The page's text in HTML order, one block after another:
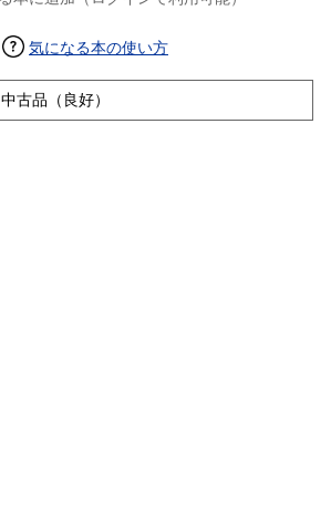
気になる本の使い方
中古品（良好）